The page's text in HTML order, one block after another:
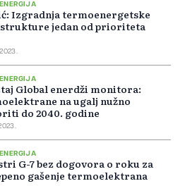
Izgradnja termoenergetske
jedan od prioriteta
Global enerdži monitora:
na ugalj nužno
do 2040. godine
G-7 bez dogovora o roku za
gašenje termoelektrana